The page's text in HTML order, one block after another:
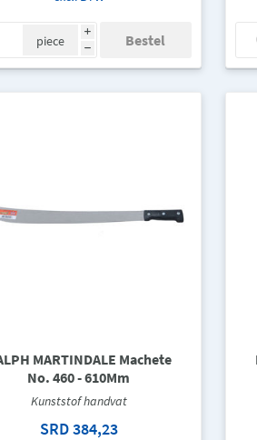
i
h
piece
MARTINDALE Machete
No. 460 - 610Mm
Kunststof handvat
SRD 384,23